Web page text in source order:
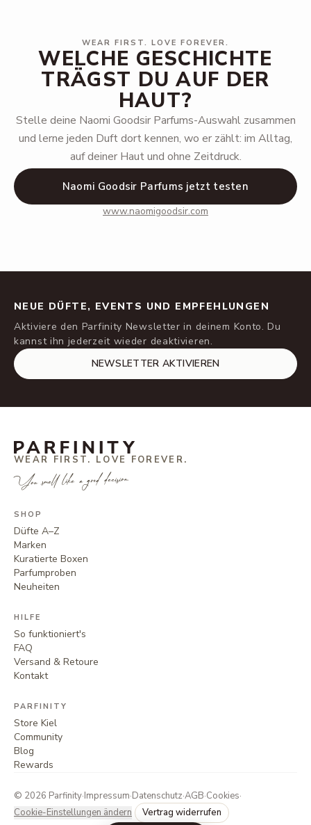
WEAR FIRST. LOVE FOREVER.
WELCHE GESCHICHTE
TRÄGST DU AUF DER
HAUT?
Stelle deine Naomi Goodsir Parfums-Auswahl zusammen
und lerne jeden Duft dort kennen, wo er zählt: im Alltag,
auf deiner Haut und ohne Zeitdruck.
Naomi Goodsir Parfums jetzt testen
www.naomigoodsir.com
NEUE DÜFTE, EVENTS UND EMPFEHLUNGEN
Aktiviere den Parfinity Newsletter in deinem Konto. Du
kannst ihn jederzeit wieder deaktivieren.
NEWSLETTER AKTIVIEREN
WEAR FIRST. LOVE FOREVER.
You smell like a good decision.
SHOP
Düfte A–Z
Marken
Kuratierte Boxen
Parfumproben
Neuheiten
HILFE
So funktioniert's
FAQ
Versand & Retoure
Kontakt
PARFINITY
Store Kiel
Community
Blog
Rewards
© 2026 Parfinity·Impressum·Datenschutz·AGB·Cookies·
Cookie-Einstellungen ändern
Vertrag widerrufen